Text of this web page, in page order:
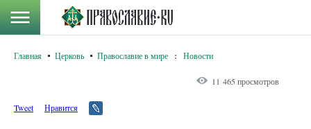
Главная Церковь Православие в мире : Новости
11 465 просмотров
Tweet Нравится